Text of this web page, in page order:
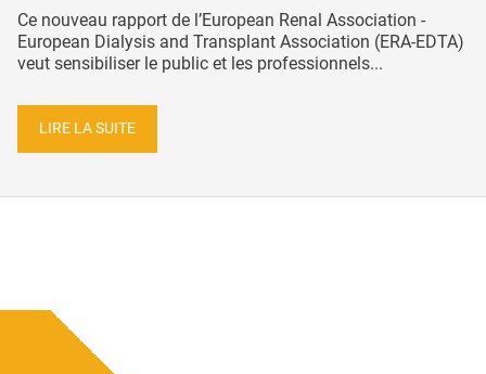
Ce nouveau rapport de l’European Renal Association -
European Dialysis and Transplant Association (ERA-EDTA)
veut sensibiliser le public et les professionnels...
LIRE LA SUITE